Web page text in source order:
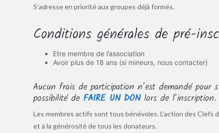
S’adresse en priorité aux groupes déjà formés.
Conditions générales de pré-
Etre membre de l’association
Avoir plus de 18 ans (si mineurs, nous contacter)
Aucun frais de participation n’est demandé pour
possibilité de FAIRE UN DON lors de
Les membres actifs sont tous bénévoles. L’action des
et à la générosité de tous les donateurs.